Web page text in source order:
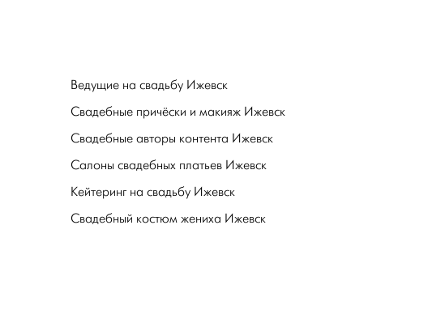
Ведущие на свадьбу Ижевск
Свадебные причёски и макияж Ижевск
Свадебные авторы контента Ижевск
Салоны свадебных платьев Ижевск
Кейтеринг на свадьбу Ижевск
Свадебный костюм жениха Ижевск